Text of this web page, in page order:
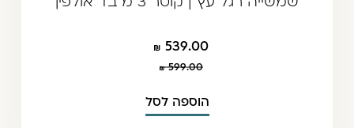
539.00
599.00
הוספה לסל